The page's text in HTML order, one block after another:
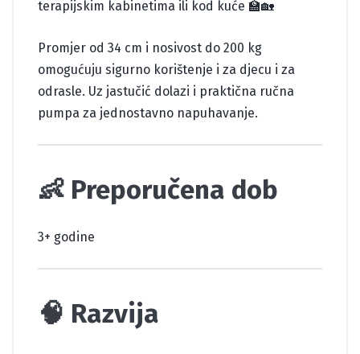
terapijskim kabinetima ili kod kuće 🏫🏡
Promjer od 34 cm i nosivost do 200 kg
omogućuju sigurno korištenje i za djecu i za
odrasle. Uz jastučić dolazi i praktična ručna
pumpa za jednostavno napuhavanje.
👶 Preporučena dob
3+ godine
🧠 Razvija